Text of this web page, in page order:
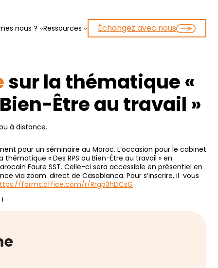
nous ? Ressources Échangez avec nous
sur la thématique «
Bien-Être au travail »
à distance.
pour un séminaire au Maroc. L’occasion pour le cabinet
« Des RPS au Bien-Être au travail » en
Faure SST. Celle-ci sera accessible en présentiel en
via zoom. direct de Casablanca. Pour s’inscrire, il vous
forms.office.com/r/Rrgp3hDCsG